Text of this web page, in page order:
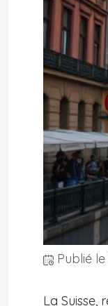
Publié le
La Suisse,